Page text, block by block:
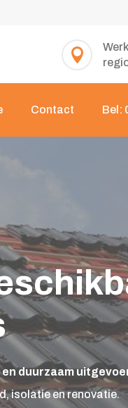

Contact Bel:
duurzaam
isolatie en renovatie.